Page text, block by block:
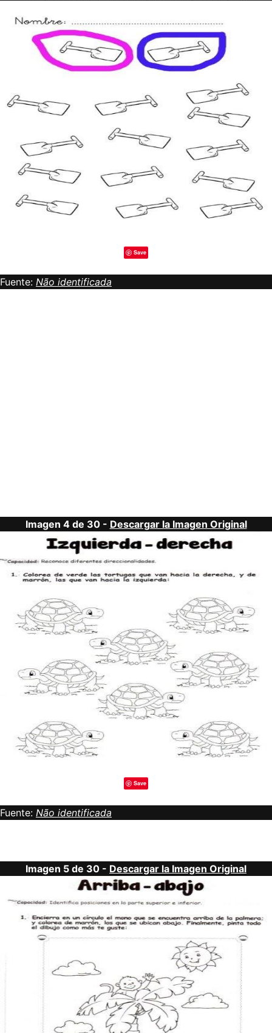
Save
Fuente: Não identificada
Imagen 4 de 30 - Descargar la Imagen Original
Save
Fuente: Não identificada
Imagen 5 de 30 - Descargar la Imagen Original